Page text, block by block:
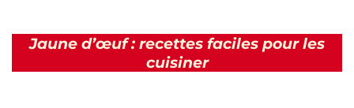
Jaune d’œuf : recettes faciles pour les
cuisiner